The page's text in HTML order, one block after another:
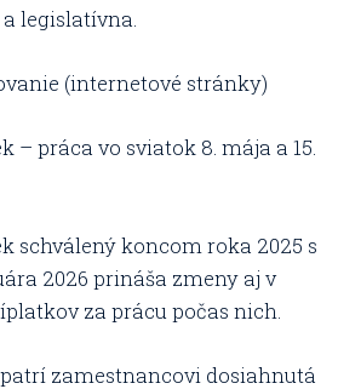
legislatívna.
(internetové stránky)
– práca vo sviatok 8. mája a 15.
schválený koncom roka 2025 s
2026 prináša zmeny aj v
za prácu počas nich.
zamestnancovi dosiahnutá